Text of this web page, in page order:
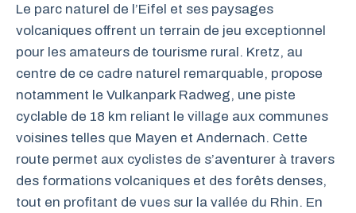
Le parc naturel de l’Eifel et ses paysages
volcaniques offrent un terrain de jeu exceptionnel
pour les amateurs de tourisme rural. Kretz, au
centre de ce cadre naturel remarquable, propose
notamment le Vulkanpark Radweg, une piste
cyclable de 18 km reliant le village aux communes
voisines telles que Mayen et Andernach. Cette
route permet aux cyclistes de s’aventurer à travers
des formations volcaniques et des forêts denses,
tout en profitant de vues sur la vallée du Rhin. En